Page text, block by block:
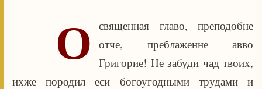
О священная главо, преподобне
отче, преблаженне авво
Григорие! Не забуди чад твоих,
ихже породил еси богоугодными трудами и